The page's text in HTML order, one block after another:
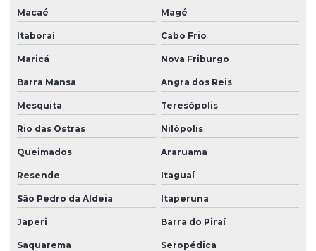
Peças de borracha
Peças de borracha sob medida
Peças de borracha personalizadas
Peças em borracha silicone
Peças de borracha vedação
Peças especiais em silicone
Peças industriais de borracha
Peças em silicone
Macaé Magé
Itaboraí Cabo Frio
Maricá Nova Friburgo
Barra Mansa Angra dos Reis
Mesquita Teresópolis
Rio das Ostras Nilópolis
Queimados Araruama
Resende Itaguaí
São Pedro da Aldeia Itaperuna
Japeri Barra do Piraí
Saquarema Seropédica